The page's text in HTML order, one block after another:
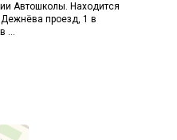
Автошколы. Находится
проезд, 1 в
...